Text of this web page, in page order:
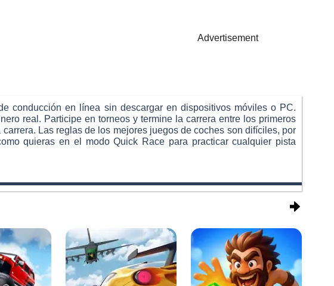
Advertisement
conducción en línea sin descargar en dispositivos móviles o PC.
real. Participe en torneos y termine la carrera entre los primeros
Las reglas de los mejores juegos de coches son difíciles, por
quieras en el modo Quick Race para practicar cualquier pista